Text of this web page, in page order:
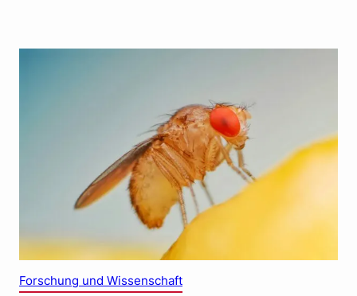
Forschung und Wissenschaft